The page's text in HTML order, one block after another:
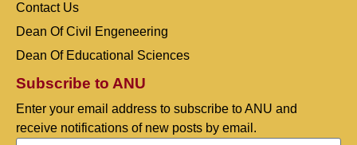
Contact Us
Dean Of Civil Engeneering
Dean Of Educational Sciences
Subscribe to ANU
Enter your email address to subscribe to ANU and
receive notifications of new posts by email.